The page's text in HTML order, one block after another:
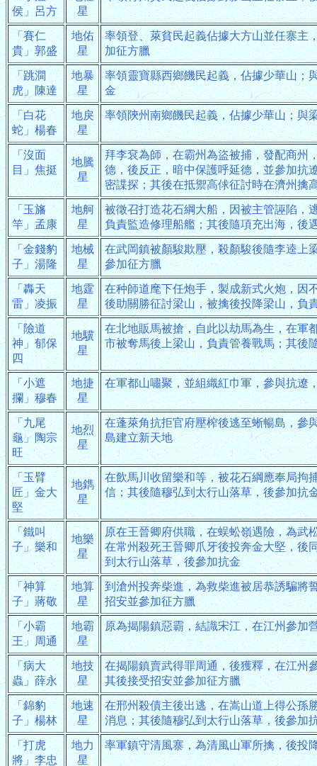
侯」呂方
星
「賽仁
貴」郭盛
地佑
星
率領登、萊貧民起義佔據大方山並任寨主
加征方臘
「跳澗
虎」陳達
地暴
星
率領靈寶縣西鄉饑民起義，佔據少華山；
金
「白花
蛇」楊春
地戾
星
率領陝州南鄉饑民起義，佔據少華山；與
「沒面
目」焦挺
地騰
星
拜李袞為師，在霸州為盜被捕，發配商州
德，後反正，暗中保護呼延德，並參加抗
密諜探；其後在抵禦高俅征討時在濟州擒
「玉旛
竿」孟康
地舸
星
被徵召打造花石綱大船，因被主管誣陷，
負責監造修理船艦；其後隨項充出海，後
「金錢豹
子」湯隆
地械
星
在武岡鎮被顏駿欺壓，殺顏駿後隨李逵上
參加征方臘
「轟天
雷」凌振
地霆
星
在种師道麾下任炮手，製成新式火炮，因
後助關勝征討梁山，被擒後投降梁山，負
「險道
神」郁保
四
地驥
星
在北地販馬被搶，自此以劫馬為生，在軍
市被奪馬後上梁山，負責管養戰馬；其後
「小遮
攔」穆春
地捷
星
在軍都山嘯聚，並組織紅巾軍，參與抗遼
「九尾
龜」陶宗
旺
地烈
星
在蓬萊角抗拒官府壓榨後逃至蜥暢島，參
島建立新天地
「玉臂
匠」金大
堅
地鐫
星
在飲馬川收留樂和等，被花石綱應奉局拘
信；其後隨穆弘到太行山落草，後參加抗
「鐵叫
子」樂和
地樂
星
原在王晉卿府供職，在蜈蚣嶺遇險，為武
在常州殺死王晉卿爪牙後投奔金大堅，後
到太行山落草，後參加抗金
「神算
子」蔣敬
地算
星
到滄州投奔柴進，為救柴進被居恭誘騙將
招安並參加征方臘
「小霸
王」周通
地霸
星
原為揭陽鎮惡霸，結識宋江，在江州參加
「病大
蟲」薛永
地技
星
在揭陽鎮賣武得罪周通，後獲釋，在江州
其後接受招安並參加征方臘
「錦豹
子」楊林
地速
星
在邢州殺債主後出逃，在嵩山道上得公孫
消息；其後隨穆弘到太行山落草，後參加
「打虎
將」李忠
地力
星
率軍鎮守清風寨，為清風山軍所擒，後投